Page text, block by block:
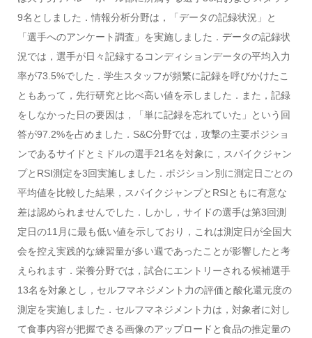
9名としました．情報分析分野は，「データの記録状況」と
「選手へのアンケート調査」を実施しました．データの記録状
況では，選手が日々記録するコンディションデータの平均入力
率が73.5%でした．学生スタッフが頻繁に記録を呼びかけたこ
ともあって，先行研究と比べ高い値を示しました．また，記録
をしなかった日の要因は，「単に記録を忘れていた」という回
答が97.2%を占めました．S&C分野では，攻撃の主要ポジショ
ンであるサイドとミドルの選手21名を対象に，スパイクジャン
プとRSI測定を3回実施しました．ポジション別に測定日ごとの
平均値を比較した結果，スパイクジャンプとRSIともに有意な
差は認められませんでした．しかし，サイドの選手は第3回測
定日の11月に最も低い値を示しており，これは測定日が全国大
会を控え実践的な練習量が多い週であったことが影響したと考
えられます．栄養分野では，試合にエントリーされる候補選手
13名を対象とし，セルフマネジメント力の評価と酸化還元度の
測定を実施しました．セルフマネジメント力は，対象者に対し
て食事内容が把握できる画像のアップロードと食品の推定量の